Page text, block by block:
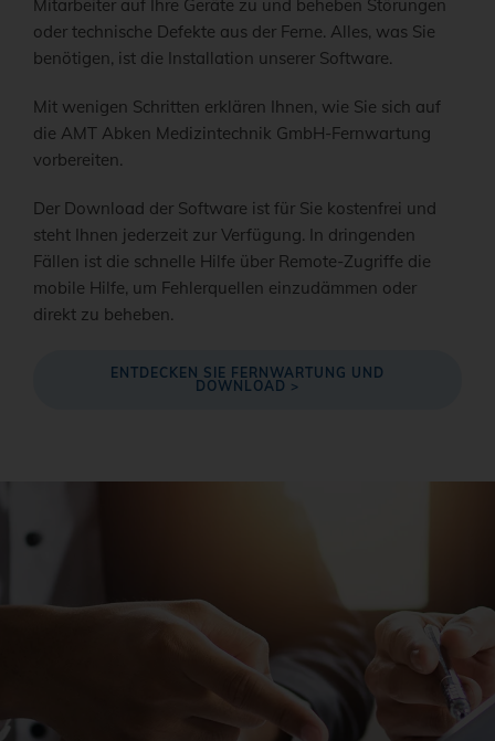
Mitarbeiter auf Ihre Geräte zu und beheben Störungen
oder technische Defekte aus der Ferne. Alles, was Sie
benötigen, ist die Installation unserer Software.
Mit wenigen Schritten erklären Ihnen, wie Sie sich auf
die AMT Abken Medizintechnik GmbH-Fernwartung
vorbereiten.
Der Download der Software ist für Sie kostenfrei und
steht Ihnen jederzeit zur Verfügung. In dringenden
Fällen ist die schnelle Hilfe über Remote-Zugriffe die
mobile Hilfe, um Fehlerquellen einzudämmen oder
direkt zu beheben.
ENTDECKEN SIE FERNWARTUNG UND
DOWNLOAD >